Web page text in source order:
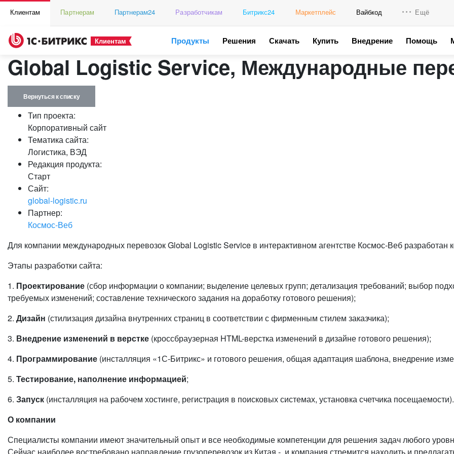
Клиентам Партнерам Партнерам24 Разработчикам Битрикс24 Маркетплейс Вайбкод Ещё
Клиентам Продукты Решения Скачать Купить Внедрение Помощь
Global Logistic Service, Международные
Вернуться к списку
Тип проекта:
Корпоративный сайт
Тематика сайта:
Логистика, ВЭД
Редакция продукта:
Старт
Сайт:
global-logistic.ru
Партнер:
Космос-Веб
Для компании международных перевозок Global Logistic Service в интерактивном агентстве Космос-Веб разработан
Этапы разработки сайта:
1. Проектирование (сбор информации о компании; выделение целевых групп; детализация требований; выбор
требуемых изменений; составление технического задания на доработку готового решения);
2. Дизайн (стилизация дизайна внутренних страниц в соответствии с фирменным стилем заказчика);
3. Внедрение изменений в верстке (кроссбраузерная HTML-верстка изменений в дизайне готового решения);
4. Программирование (инсталляция «1С-Битрикс» и готового решения, общая адаптация шаблона, внедрение
5. Тестирование, наполнение информацией;
6. Запуск (инсталляция на рабочем хостинге, регистрация в поисковых системах, установка счетчика посещаемости).
О компании
Специалисты компании имеют значительный опыт и все необходимые компетенции для решения задач любого